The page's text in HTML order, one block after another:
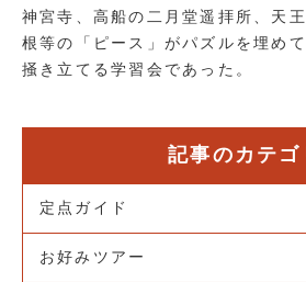
神宮寺、高船の二月堂遥拝所、天
根等の「ピース」がパズルを埋め
掻き立てる学習会であった。
記事のカテゴ
定点ガイド
お好みツアー